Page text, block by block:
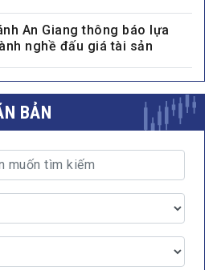
An Giang thông báo lựa
nghề đấu giá tài sản
BẢN